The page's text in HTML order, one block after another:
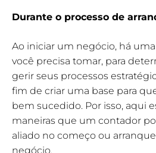
Durante o processo de
Ao iniciar um negócio, há
você precisa tomar, para
gerir seus processos
fim de criar uma base para
bem sucedido. Por isso, aqui
maneiras que um contador
aliado no começo ou
negócio.